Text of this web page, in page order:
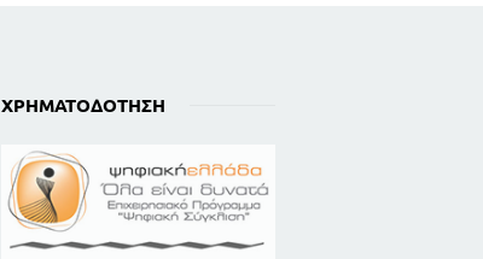
ΧΡΗΜΑΤΟΔΌΤΗΣΗ